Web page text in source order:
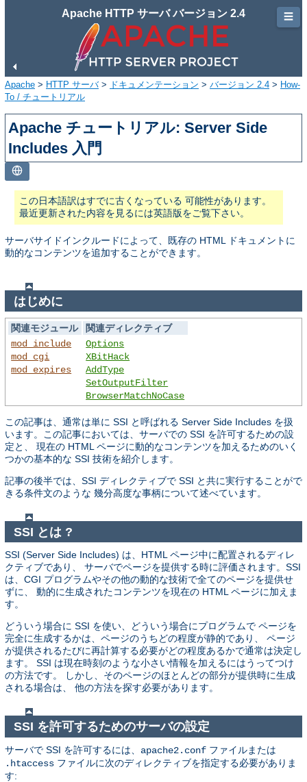
Apache HTTP サーバ バージョン 2.4
Apache > HTTP サーバ> ドキュメンテーション > バージョン 2.4 > How-
To / チュートリアル
Apache チュートリアル: Server Side
Includes 入門
この日本語訳はすでに古くなっている 可能性があります。
最近更新された内容を見るには英語版をご覧下さい。
サーバサイドインクルードによって、既存の HTML ドキュメントに
動的なコンテンツを追加することができます。
はじめに
関連モジュール
関連ディレクティブ
mod_include
mod_cgi
mod_expires
Options
XBitHack
AddType
SetOutputFilter
BrowserMatchNoCase
この記事は、通常は単に SSI と呼ばれる Server Side Includes を扱
います。この記事においては、サーバでの SSI を許可するための設
定と、 現在の HTML ページに動的なコンテンツを加えるためのいく
つかの基本的な SSI 技術を紹介します。
記事の後半では、SSI ディレクティブで SSI と共に実行することがで
きる条件文のような 幾分高度な事柄について述べています。
SSI とは ?
SSI (Server Side Includes) は、HTML ページ中に配置されるディレ
クティブであり、 サーバでページを提供する時に評価されます。SSI
は、CGI プログラムやその他の動的な技術で全てのページを提供せ
ずに、 動的に生成されたコンテンツを現在の HTML ページに加えま
す。
どういう場合に SSI を使い、どういう場合にプログラムで ページを
完全に生成するかは、ページのうちどの程度が静的であり、 ページ
が提供されるたびに再計算する必要がどの程度あるかで通常は決定し
ます。 SSI は現在時刻のような小さい情報を加えるにはうってつけ
の方法です。 しかし、そのページのほとんどの部分が提供時に生成
される場合は、 他の方法を探す必要があります。
SSI を許可するためのサーバの設定
サーバで SSI を許可するには、 apache2.conf ファイルまたは
.htaccess ファイルに次のディレクティブを指定する必要がありま
す:
☰